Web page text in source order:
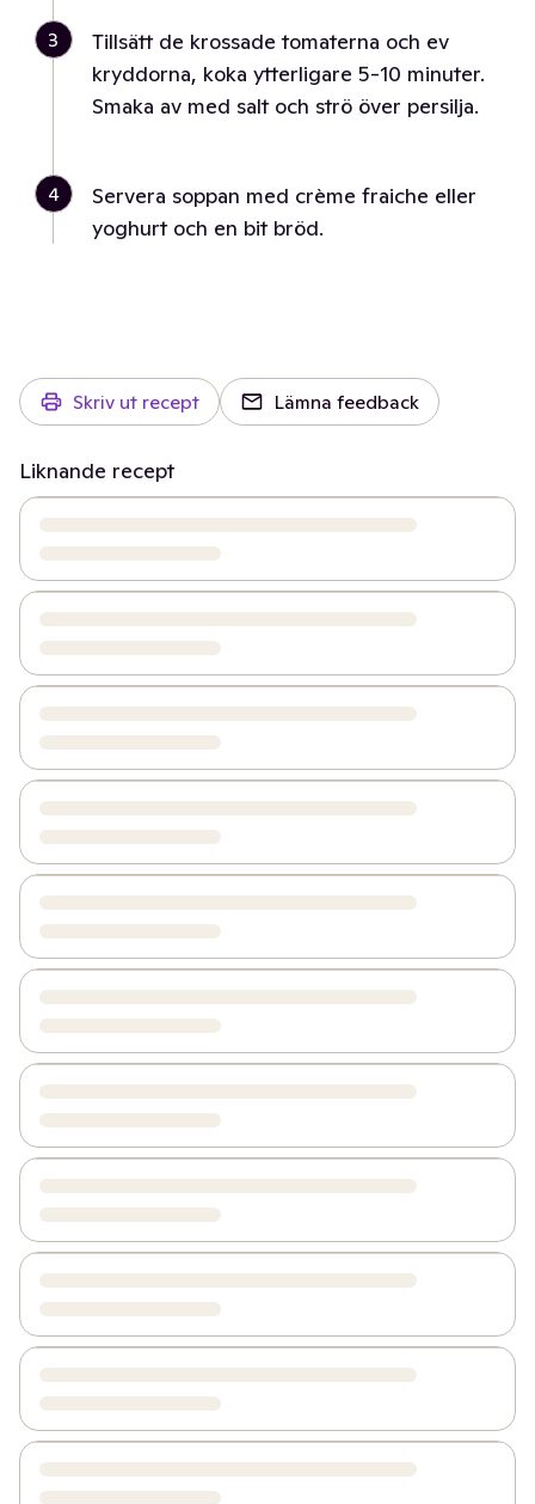
3
Tillsätt de krossade tomaterna och ev
kryddorna, koka ytterligare 5-10 minuter.
Smaka av med salt och strö över persilja.
4
Servera soppan med crème fraiche eller
yoghurt och en bit bröd.
Skriv ut recept Lämna feedback
Liknande recept